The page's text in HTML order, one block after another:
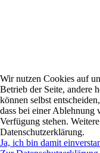
Wir nutzen Cookies auf
Betrieb der Seite, andere
können selbst
dass bei einer Ablehnung
Verfügung stehen.
Datenschutzerklärung.
Ja, ich bin damit